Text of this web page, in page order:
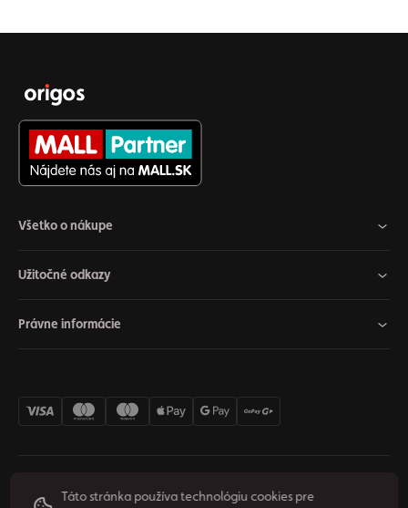
Všetko o nákupe
Užitočné odkazy
Právne informácie
Nastavenia cookies Odstúpiť od zmluvy Súkromie
Táto stránka používa technológiu cookies pre